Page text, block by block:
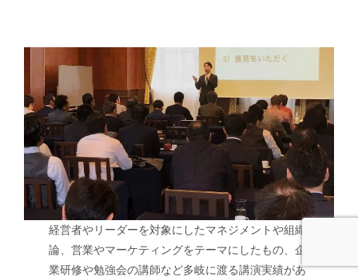
経営者やリーダーを対象にしたマネジメントや組織
論、営業やマーケティングをテーマにしたもの、企
業研修や勉強会の講師など多岐に渡る講演実績があ